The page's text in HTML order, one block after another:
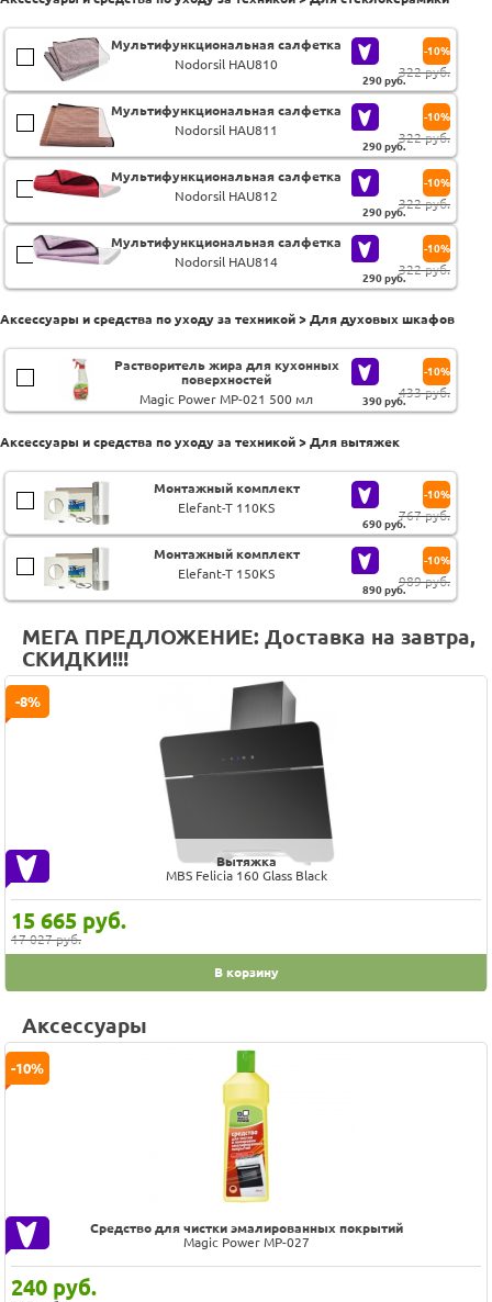
Мультифункциональная салфетка
Nodorsil HAU810
290руб.
322 руб.
-10%
Мультифункциональная салфетка
Nodorsil HAU811
290руб.
322 руб.
-10%
Мультифункциональная салфетка
Nodorsil HAU812
290руб.
322 руб.
-10%
Мультифункциональная салфетка
Nodorsil HAU814
290руб.
322 руб.
-10%
Аксессуары и средства по уходу за техникой > Для духовых шкафов
Растворитель жира для кухонных
поверхностей
Magic Power MP-021 500 мл
390руб.
433 руб.
-10%
Аксессуары и средства по уходу за техникой > Для вытяжек
Монтажный комплект
Elefant-T 110KS
690руб.
767 руб.
-10%
Монтажный комплект
Elefant-T 150KS
890руб.
989 руб.
-10%
МЕГА ПРЕДЛОЖЕНИЕ: Доставка на завтра,
СКИДКИ!!!
Вытяжка
MBS Felicia 160 Glass Black
15 665 руб.
17 027 руб.
-8%
В корзину
Аксессуары
Средство для чистки эмалированных покрытий
Magic Power MP-027
240 руб.
-10%